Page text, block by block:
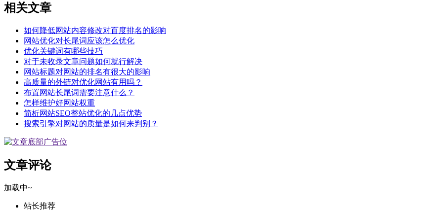
相关文章
如何降低网站内容修改对百度排名的影响
网站优化对长尾词应该怎么优化
优化关键词有哪些技巧
对于未收录文章问题如何就行解决
网站标题对网站的排名有很大的影响
高质量的外链对优化网站有用吗？
布置网站长尾词需要注意什么？
怎样维护好网站权重
简析网站SEO整站优化的几点优势
搜索引擎对网站的质量是如何来判别？
文章评论
加载中~
站长推荐